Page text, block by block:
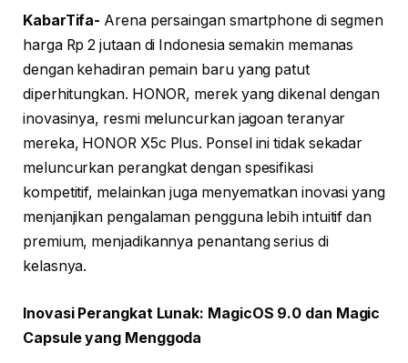
KabarTifa- Arena persaingan smartphone di segmen
harga Rp 2 jutaan di Indonesia semakin memanas
dengan kehadiran pemain baru yang patut
diperhitungkan. HONOR, merek yang dikenal dengan
inovasinya, resmi meluncurkan jagoan teranyar
mereka, HONOR X5c Plus. Ponsel ini tidak sekadar
meluncurkan perangkat dengan spesifikasi
kompetitif, melainkan juga menyematkan inovasi yang
menjanjikan pengalaman pengguna lebih intuitif dan
premium, menjadikannya penantang serius di
kelasnya.
Inovasi Perangkat Lunak: MagicOS 9.0 dan Magic
Capsule yang Menggoda